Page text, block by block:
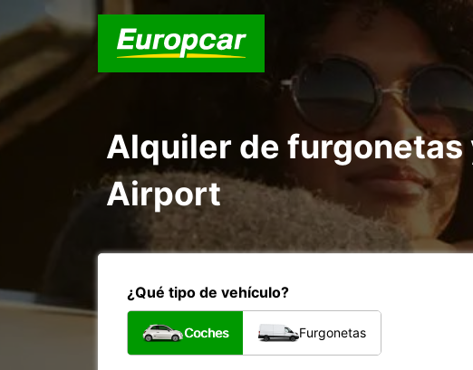
Alquiler de furgonetas
Airport
¿Qué tipo de vehículo?
Coches Furgonetas